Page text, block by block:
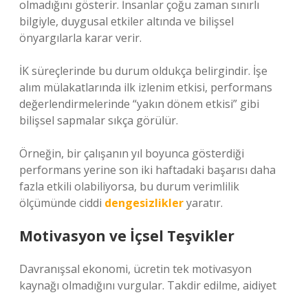
olmadığını gösterir. İnsanlar çoğu zaman sınırlı
bilgiyle, duygusal etkiler altında ve bilişsel
önyargılarla karar verir.
İK süreçlerinde bu durum oldukça belirgindir. İşe
alım mülakatlarında ilk izlenim etkisi, performans
değerlendirmelerinde “yakın dönem etkisi” gibi
bilişsel sapmalar sıkça görülür.
Örneğin, bir çalışanın yıl boyunca gösterdiği
performans yerine son iki haftadaki başarısı daha
fazla etkili olabiliyorsa, bu durum verimlilik
ölçümünde ciddi dengesizlikleryaratır.
Motivasyon ve İçsel Teşvikler
Davranışsal ekonomi, ücretin tek motivasyon
kaynağı olmadığını vurgular. Takdir edilme, aidiyet